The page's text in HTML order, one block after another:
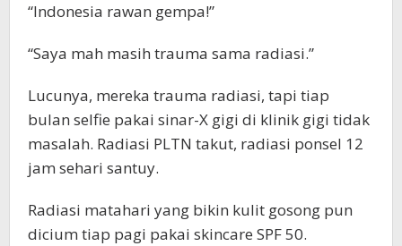
“Indonesia rawan gempa!”
“Saya mah masih trauma sama radiasi.”
Lucunya, mereka trauma radiasi, tapi tiap
bulan selfie pakai sinar-X gigi di klinik gigi tidak
masalah. Radiasi PLTN takut, radiasi ponsel 12
jam sehari santuy.
Radiasi matahari yang bikin kulit gosong pun
dicium tiap pagi pakai skincare SPF 50.